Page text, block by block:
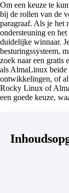
Om een keuze te
bij de rollen van de
paragraaf. Als je het
ondersteuning en
duidelijke winnaar.
besturingssysteem,
zoek naar een
als AlmaLinux beide
ontwikkelingen, of
Rocky Linux of
een goede keuze,